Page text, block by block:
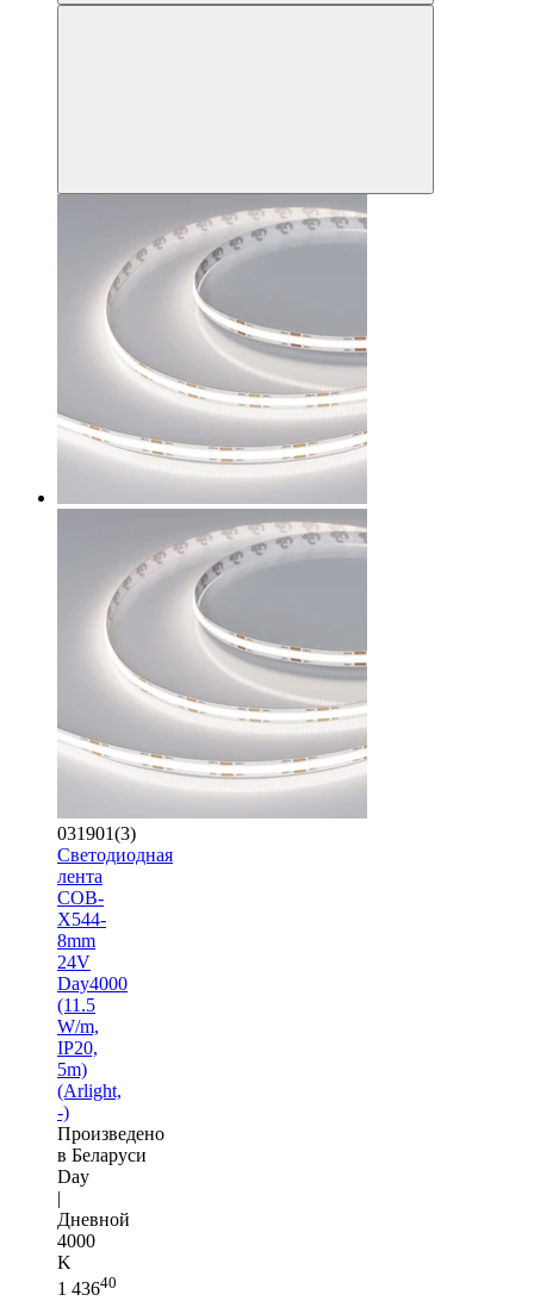
031901(3)
Светодиодная
лента
COB-
X544-
8mm
24V
Day4000
(11.5
W/m,
IP20,
5m)
(Arlight,
-)
Произведено
в Беларуси
Day
|
Дневной
4000
K
1 43640